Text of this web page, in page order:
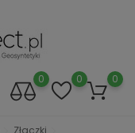
0 0 0
Złączki